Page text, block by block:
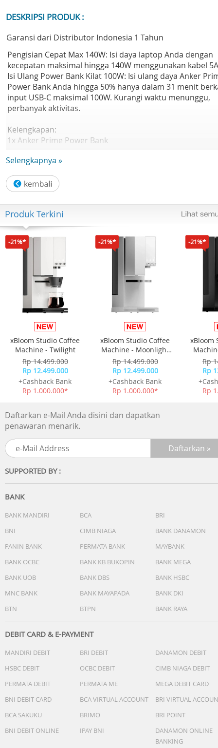
DESKRIPSI PRODUK :
Garansi dari Distributor Indonesia 1 Tahun
Pengisian Cepat Max 140W: Isi daya laptop Anda dengan
kecepatan maksimal hingga 140W menggunakan kabel
Isi Ulang Power Bank Kilat 100W: Isi ulang daya Anker
Power Bank Anda hingga 50% hanya dalam 31 menit
input USB-C maksimal 100W. Kurangi waktu menunggu,
perbanyak aktivitas.
Kelengkapan:
1x Anker Prime Power Bank
1x Travel Pouch
1x Kartu Garansi
Selengkapnya »
Produk Terkini
-21%*
xBloom Studio Coffee
Machine - Twilight
Rp 14.499.000
Rp 12.499.000
+Cashback Bank
Rp 1.000.000*
-21%*
xBloom Studio Coffee
Machine - Moonlight
White
Rp 14.499.000
Rp 12.499.000
+Cashback Bank
Rp 1.000.000*
-21%*
xBloom
Rp
Rp
Rp
Daftarkan e-Mail Anda disini dan dapatkan
penawaran menarik.
SUPPORTED BY :
BANK
BANK MANDIRI BCA
BRI
BNI
CIMB NIAGA
BANK DANAMON
PANIN BANK
PERMATA BANK
MAYBANK
BANK OCBC
BANK KB BUKOPIN
BANK MEGA
BANK UOB
BANK DBS
BANK HSBC
MNC BANK
BANK MAYAPADA
BANK DKI
BTN
BTPN BANK RAYA
DEBIT CARD & E-PAYMENT
MANDIRI DEBIT BRI DEBIT
DANAMON DEBIT
HSBC DEBIT
OCBC DEBIT
CIMB NIAGA DEBIT
PERMATA DEBIT
PERMATA ME
MEGA DEBIT CARD
BNI DEBIT CARD
BCA VIRTUAL ACCOUNT
BRI VIRTUAL
BCA SAKUKU
BRIMO
BRI POINT
BNI DEBIT ONLINE
IPAY BNI
DANAMON ONLINE
BANKING